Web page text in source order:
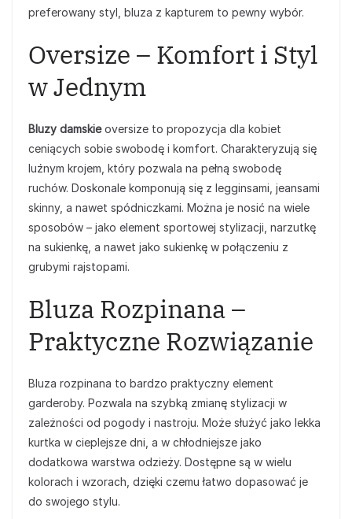
preferowany styl, bluza z kapturem to pewny wybór.
Oversize – Komfort i Styl
w Jednym
Bluzy damskieoversize to propozycja dla kobiet
ceniących sobie swobodę i komfort. Charakteryzują się
luźnym krojem, który pozwala na pełną swobodę
ruchów. Doskonale komponują się z legginsami, jeansami
skinny, a nawet spódniczkami. Można je nosić na wiele
sposobów – jako element sportowej stylizacji, narzutkę
na sukienkę, a nawet jako sukienkę w połączeniu z
grubymi rajstopami.
Bluza Rozpinana –
Praktyczne Rozwiązanie
Bluza rozpinana to bardzo praktyczny element
garderoby. Pozwala na szybką zmianę stylizacji w
zależności od pogody i nastroju. Może służyć jako lekka
kurtka w cieplejsze dni, a w chłodniejsze jako
dodatkowa warstwa odzieży. Dostępne są w wielu
kolorach i wzorach, dzięki czemu łatwo dopasować je
do swojego stylu.